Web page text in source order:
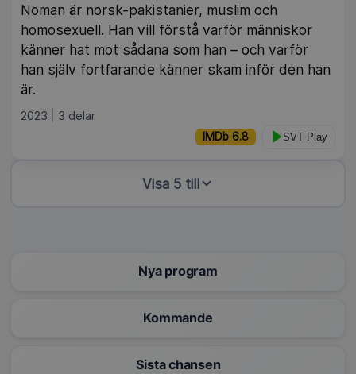
Noman är norsk-pakistanier, muslim och
homosexuell. Han vill förstå varför människor
känner hat mot sådana som han – och varför
han själv fortfarande känner skam inför den han
är.
2023 3 delar
IMDb 6.8 SVT Play
Visa 5 till
Nya program
Kommande
Sista chansen